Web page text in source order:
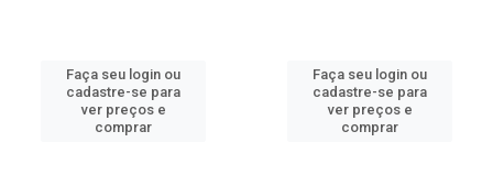
Faça seu login ou
cadastre-se para
ver preços e
comprar
Faça seu login ou
cadastre-se para
ver preços e
comprar